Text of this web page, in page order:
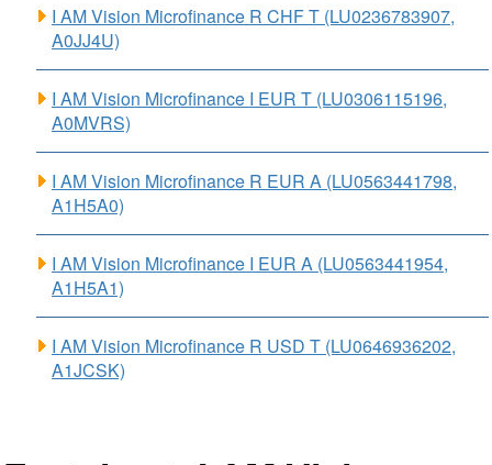
I AM Vision Microfinance R CHF T (LU0236783907,
A0JJ4U)
I AM Vision Microfinance I EUR T (LU0306115196,
A0MVRS)
I AM Vision Microfinance R EUR A (LU0563441798,
A1H5A0)
I AM Vision Microfinance I EUR A (LU0563441954,
A1H5A1)
I AM Vision Microfinance R USD T (LU0646936202,
A1JCSK)